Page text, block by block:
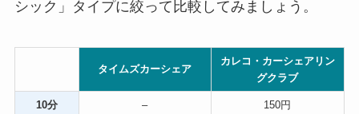
シック」タイプに絞って比較してみましょう。
タイムズカーシェア
カレコ・カーシェアリン
グクラブ
10分 – 150円